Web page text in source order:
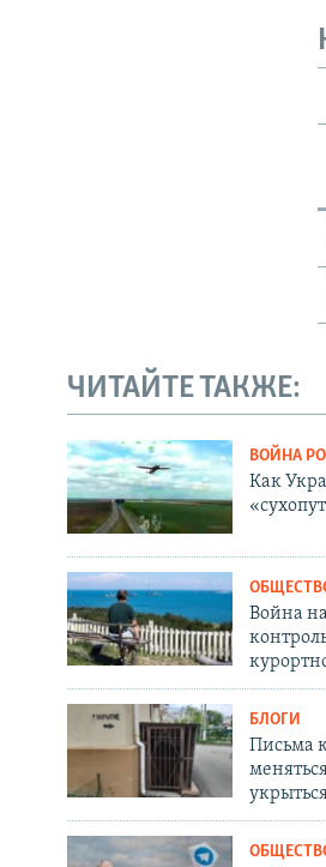
ЧИТАЙТЕ ТАКЖЕ:
ВОЙНА
Как
Война
БЛОГИ
Письма